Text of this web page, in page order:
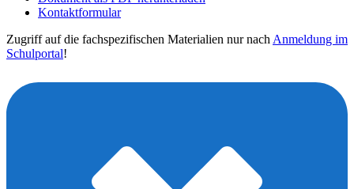
Kontaktformular
Zugriff auf die fachspezifischen Materialien nur nach Anmeldung im
Schulportal!